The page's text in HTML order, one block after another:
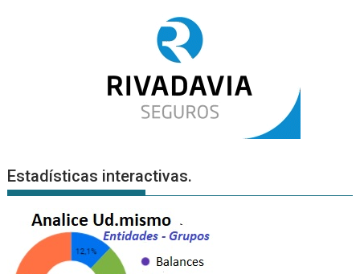
Estadísticas interactivas.